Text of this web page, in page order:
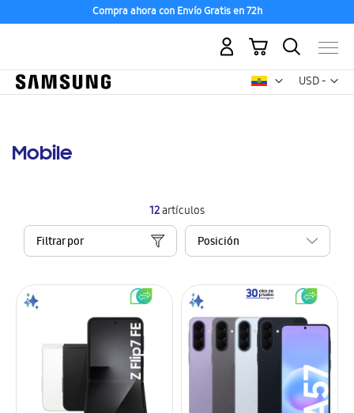
Compra ahora con Envío Gratis en 72h
USD -
dólar
Mi carrito
Mobile
12artículos
Filtrar por